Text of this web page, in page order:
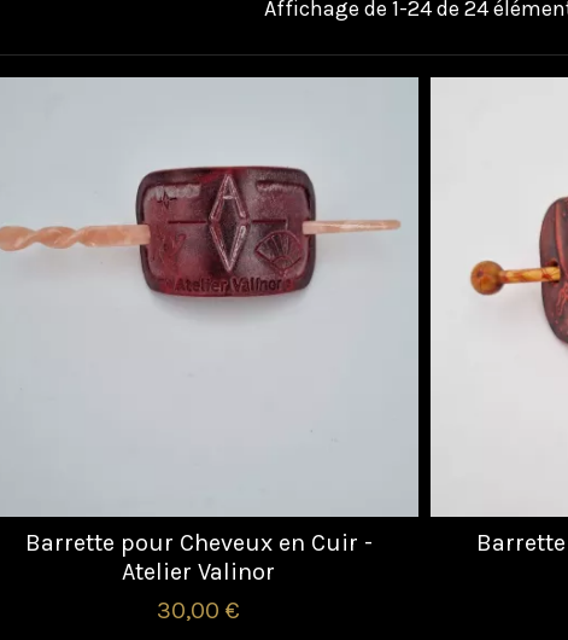
Affichage de 1-24 de 24
Barrette pour Cheveux en Cuir -
Atelier Valinor
30,00 €